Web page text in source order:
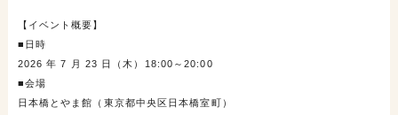
【イベント概要】
■日時
2026 年 7 月 23 日（木）18:00～20:00
■会場
日本橋とやま館（東京都中央区日本橋室町）